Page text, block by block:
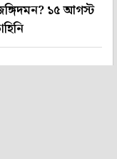
১৫ আগস্ট